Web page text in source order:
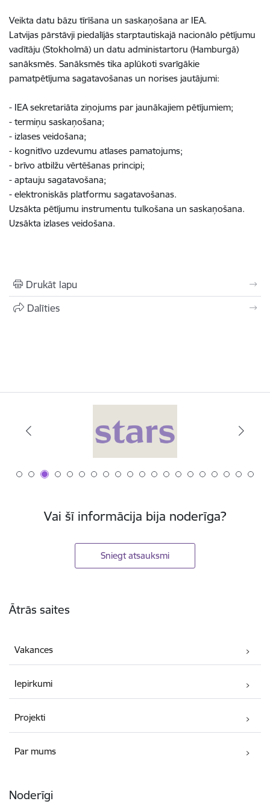
Veikta datu bāzu tīrīšana un saskaņošana ar IEA.
Latvijas pārstāvji piedalījās starptautiskajā nacionālo pētījumu
vadītāju (Stokholmā) un datu administartoru (Hamburgā)
sanāksmēs. Sanāksmēs tika aplūkoti svarīgākie
pamatpētījuma sagatavošanas un norises jautājumi:
- IEA sekretariāta ziņojums par jaunākajiem pētījumiem;
- termiņu saskaņošana;
- izlases veidošana;
- kognitīvo uzdevumu atlases pamatojums;
- brīvo atbilžu vērtēšanas principi;
- aptauju sagatavošana;
- elektroniskās platformu sagatavošanas.
Uzsākta pētījumu instrumentu tulkošana un saskaņošana.
Uzsākta izlases veidošana.
Drukāt lapu
Dalīties
Vai šī informācija bija noderīga?
Sniegt atsauksmi
Ātrās saites
Vakances
Iepirkumi
Projekti
Par mums
Noderīgi